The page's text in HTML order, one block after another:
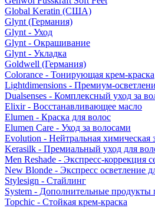
Global Keratin (США)
Glynt (Германия)
Glynt - Уход
Glynt - Окрашивание
Glynt - Укладка
Goldwell (Германия)
Colorance - Тонирующая крем-краска
Lightdimensions - Премиум-
Dualsenses - Комплексный уход за
Elixir - Восстанавливающее масло
Elumen - Краска для волос
Elumen Care - Уход за волосами
Evolution - Нейтральная химическая
Kerasilk - Премиальный уход для
Men Reshade - Экспресс-коррекция
New Blonde - Экспресс осветление
Stylesign - Стайлинг
System - Дополнительные
Topchic - Стойкая крем-краска